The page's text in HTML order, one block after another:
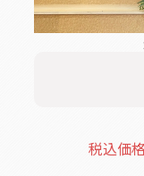
税込価